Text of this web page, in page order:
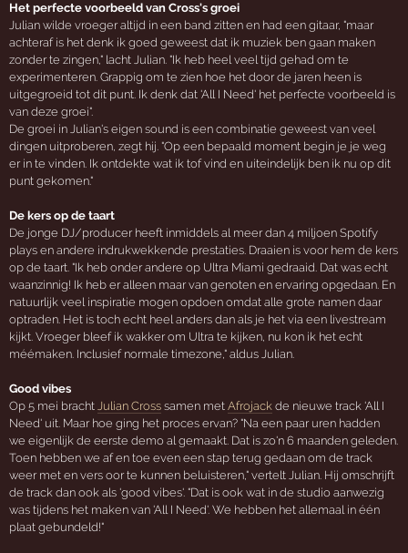
Het perfecte voorbeeld van Cross's groei
Julian wilde vroeger altijd in een band zitten en had een gitaar, "maar
achteraf is het denk ik goed geweest dat ik muziek ben gaan maken
zonder te zingen," lacht Julian. "Ik heb heel veel tijd gehad om te
experimenteren. Grappig om te zien hoe het door de jaren heen is
uitgegroeid tot dit punt. Ik denk dat 'All I Need' het perfecte voorbeeld is
van deze groei".
De groei in Julian's eigen sound is een combinatie geweest van veel
dingen uitproberen, zegt hij. "Op een bepaald moment begin je je weg
er in te vinden. Ik ontdekte wat ik tof vind en uiteindelijk ben ik nu op dit
punt gekomen."
De kers op de taart
De jonge DJ/producer heeft inmiddels al meer dan 4 miljoen Spotify
plays en andere indrukwekkende prestaties. Draaien is voor hem de kers
op de taart. "Ik heb onder andere op Ultra Miami gedraaid. Dat was echt
waanzinnig! Ik heb er alleen maar van genoten en ervaring opgedaan. En
natuurlijk veel inspiratie mogen opdoen omdat alle grote namen daar
optraden. Het is toch echt heel anders dan als je het via een livestream
kijkt. Vroeger bleef ik wakker om Ultra te kijken, nu kon ik het echt
méémaken. Inclusief normale timezone," aldus Julian.
Good vibes
Op 5 mei brachtJulian Cross samen metAfrojack de nieuwe track 'All I
Need' uit. Maar hoe ging het proces ervan? "Na een paar uren hadden
we eigenlijk de eerste demo al gemaakt. Dat is zo'n 6 maanden geleden.
Toen hebben we af en toe even een stap terug gedaan om de track
weer met en vers oor te kunnen beluisteren," vertelt Julian. Hij omschrijft
de track dan ook als 'good vibes'. "Dat is ook wat in de studio aanwezig
was tijdens het maken van 'All I Need'. We hebben het allemaal in één
plaat gebundeld!"